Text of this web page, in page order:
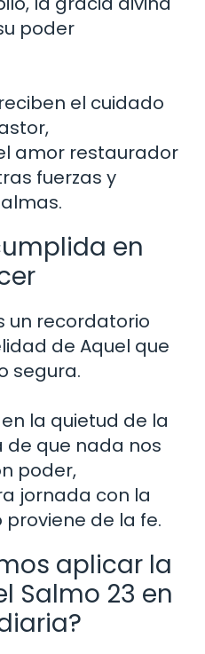
poder
el cuidado
amor restaurador
fuerzas y
en
un recordatorio
de Aquel que
segura.
la quietud de la
de que nada nos
poder,
jornada con la
de la fe.
aplicar la
Salmo 23 en